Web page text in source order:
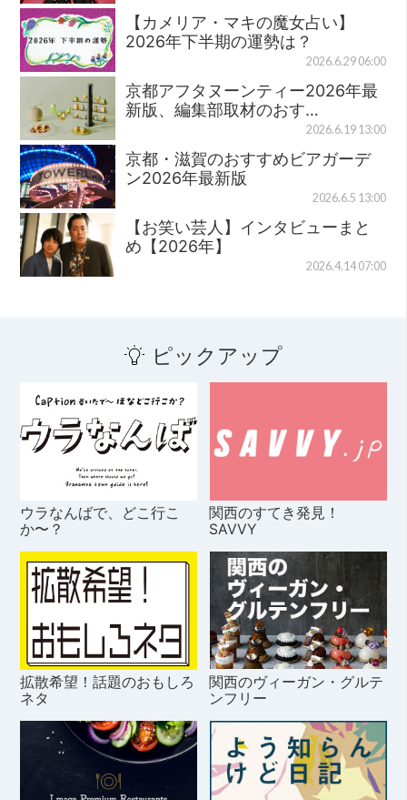
【カメリア・マキの魔女占い】
2026年下半期の運勢は？
2026.6.29 06:00
京都アフタヌーンティー2026年最
新版、編集部取材のおす…
2026.6.19 13:00
京都・滋賀のおすすめビアガーデ
ン2026年最新版
2026.6.5 13:00
【お笑い芸人】インタビューまと
め【2026年】
2026.4.14 07:00
ピックアップ
ウラなんばで、どこ行こ
か〜？
関西のすてき発見！
SAVVY
拡散希望！話題のおもしろ
ネタ
関西のヴィーガン・グルテ
ンフリー